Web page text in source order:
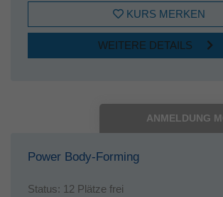
KURS MERKEN
WEITERE DETAILS
ANMELDUNG
Power Body-Forming
Status: 12 Plätze frei